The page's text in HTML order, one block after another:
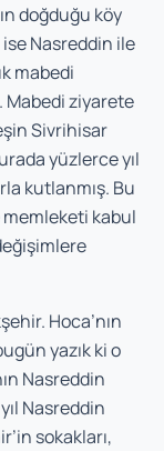
doğduğu köy
Nasreddin ile
mabedi
Mabedi ziyarete
Sivrihisar
yüzlerce yıl
kutlanmış. Bu
memleketi kabul
Hoca’nın
yazık ki o
Nasreddin
Nasreddin
sokakları,